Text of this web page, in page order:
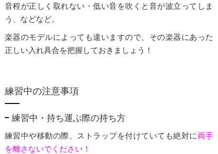
音程が正しく取れない・低い音を吹くと音が波立ってしま
う、などなど。
楽器のモデルによっても違いますので、その楽器にあった
正しい入れ具合を把握しておきましょう！
練習中の注意事項
練習中・持ち運ぶ際の持ち方
練習中や移動の際、ストラップを付けていても絶対に 両手
を離さないでください！